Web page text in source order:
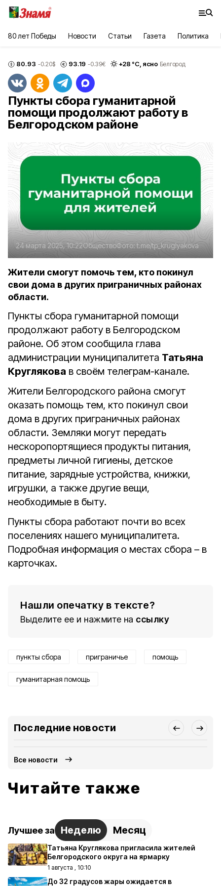
80 лет Победы Новости Статьи Газета Политика
80.93 -0.20$ 93.19 -0.39€ +28 °С, ясно Белгород
Пункты сбора гуманитарной
помощи продолжают работу в
Белгородском районе
24 марта 2025, 10:22ОбществоФото: t.me/tp_kruglyakova
Жители смогут помочь тем, кто покинул
свои дома в других приграничных районах
области.
Пункты сбора гуманитарной помощи
продолжают работу в Белгородском
районе. Об этом сообщила глава
администрации муниципалитета Татьяна
Круглякова в своём телеграм-канале.
Жители Белгородского района смогут
оказать помощь тем, кто покинул свои
дома в других приграничных районах
области. Земляки могут передать
нескоропортящиеся продукты питания,
предметы личной гигиены, детское
питание, зарядные устройства, книжки,
игрушки, а также другие вещи,
необходимые в быту.
Пункты сбора работают почти во всех
поселениях нашего муниципалитета.
Подробная информация о местах сбора – в
карточках.
Нашли опечатку в тексте?
Выделите ее и нажмите на ссылку
пункты сбора приграничье помощь
гуманитарная помощь
Последние новости
Все новости
Читайте также
Лучшее за Неделю Месяц
Татьяна Круглякова пригласила жителей
Белгородского округа на ярмарку
1 августа , 10:10
До 32 градусов жары ожидается в